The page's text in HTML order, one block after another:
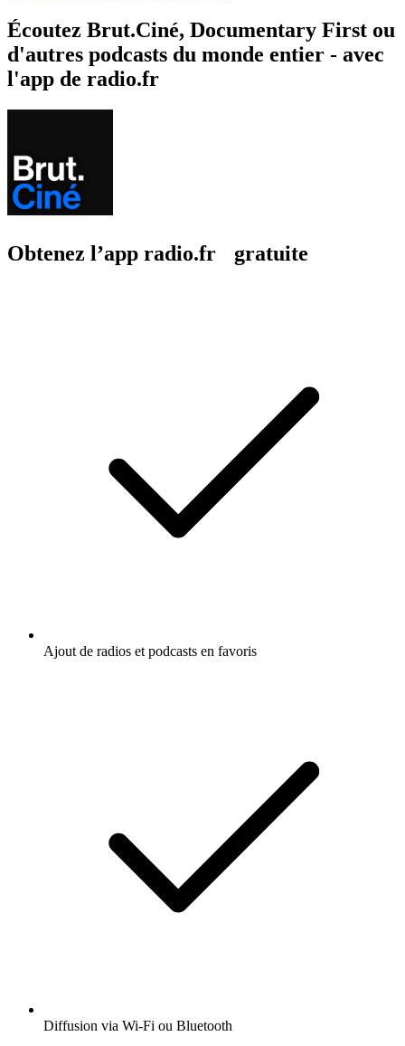
Écoutez Brut.Ciné, Documentary First ou
d'autres podcasts du monde entier - avec
l'app de radio.fr
Obtenez l’app radio.fr gratuite
Ajout de radios et podcasts en favoris
Diffusion via Wi-Fi ou Bluetooth